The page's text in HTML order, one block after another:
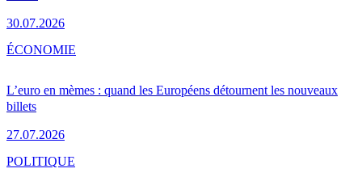
30.07.2026
L’euro en mèmes : quand les Européens détournent les nouveaux
billets
27.07.2026
ÉCONOMIE
POLITIQUE